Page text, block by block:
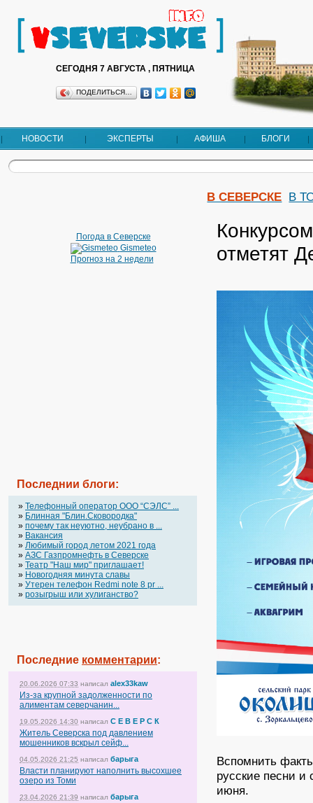
СЕГОДНЯ 7 АВГУСТА , ПЯТНИЦА
ПОДЕЛИТЬСЯ…
НОВОСТИ ЭКСПЕРТЫ АФИША БЛОГИ
Погода в Северске
Gismeteo
Прогноз на 2 недели
Последнии блоги:
» Телефонный оператор OOO “СЭЛС” ...
» Блинная "Блин.Сковородка"
» почему так неуютно, неубрано в ...
» Вакансия
» Любимый город летом 2021 года
» АЗС Газпромнефть в Северске
» Театр "Наш мир" приглашает!
» Новогодняя минута славы
» Утерен телефон Redmi note 8 pr ...
» розыгрыш или хулиганство?
Последние комментарии:
20.06.2026 07:33 написал alex33kaw
Из-за крупной задолженности по
алиментам северчанин...
19.05.2026 14:30 написал С Е В Е Р С К
Житель Северска под давлением
мошенников вскрыл сейф...
04.05.2026 21:25 написал барыга
Власти планируют наполнить высохшее
озеро из Томи
23.04.2026 21:39 написал барыга
В СЕВЕРСКЕ В
отметят
Вспомнить
русские песни и
июня.